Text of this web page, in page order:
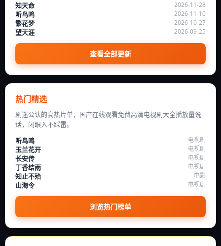
知天命 2026-11-28
听鸟鸣 2026-11-10
繁花梦 2026-10-27
望天涯 2026-09-25
查看全部更新
热门精选
剧迷公认的高热片单，国产在线观看免费高清电视剧大全播放量说
话，闭眼入不踩雷。
听鸟鸣
电视剧
玉兰花开 电视剧
长安传 电视剧
丁香结雨 电视剧
知止不殆 电影
山海令 电视剧
浏览热门榜单